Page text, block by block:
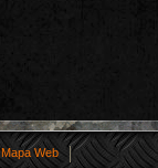
Mapa Web